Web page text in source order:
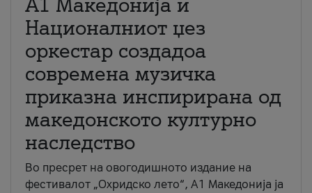
А1 Македонија и
Националниот џез
оркестар создадоа
современа музичка
приказна инспирирана од
македонското културно
наследство
Во пресрет на овогодишното издание на
фестивалот „Охридско лето“, А1 Македонија ја